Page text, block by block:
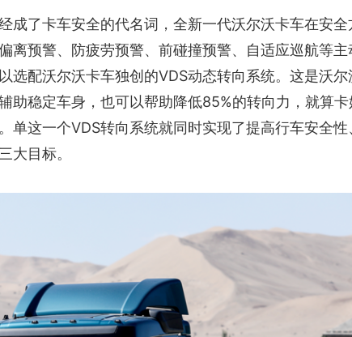
成了卡车安全的代名词，全新一代沃尔沃卡车在安全
离预警、防疲劳预警、前碰撞预警、自适应巡航等主
选配沃尔沃卡车独创的VDS动态转向系统。这是沃尔
助稳定车身，也可以帮助降低85%的转向力，就算
单这一个VDS转向系统就同时实现了提高行车安全性
大目标。